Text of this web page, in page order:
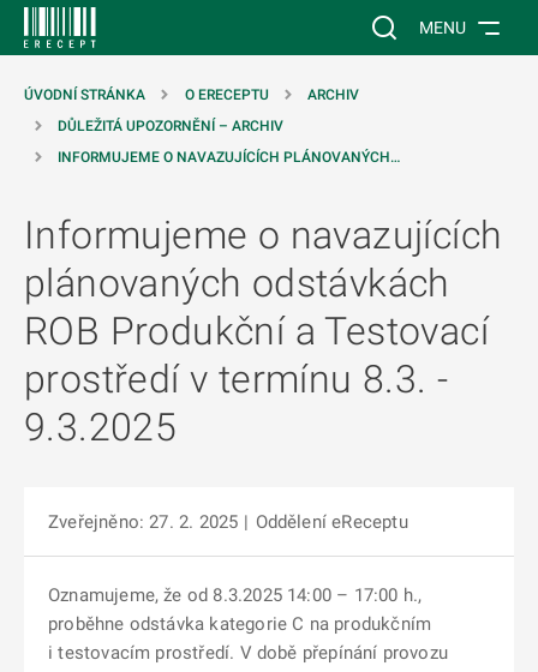
Vyhledávání na
MENU
ÚVODNÍ STRÁNKA O ERECEPTU
ARCHIV
DŮLEŽITÁ UPOZORNĚNÍ – ARCHIV
INFORMUJEME O NAVAZUJÍCÍCH PLÁNOVANÝCH…
Informujeme o navazujících
plánovaných odstávkách
ROB Produkční a Testovací
prostředí v termínu 8.3. -
9.3.2025
Zveřejněno: 27. 2. 2025 | Oddělení eReceptu
Oznamujeme, že od 8.3.2025 14:00 – 17:00 h.,
proběhne odstávka kategorie C na produkčním
i testovacím prostředí. V době přepínání provozu